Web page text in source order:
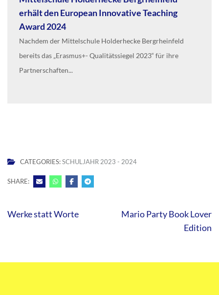
erhält den European Innovative Teaching
Award 2024
Nachdem der Mittelschule Holderhecke Bergrheinfeld
bereits das „Erasmus+- Qualitätssiegel 2023“ für ihre
Partnerschaften...
CATEGORIES:SCHULJAHR 2023 - 2024
SHARE:
Beitragsnavigation
Werke statt Worte
Mario Party Book Lover
Edition